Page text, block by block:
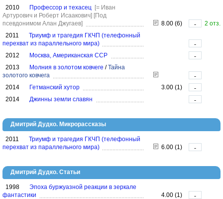
2010
Профессор и техасец [= Иван
Артурович и Роберт Исаакович] [Под
псевдонимом Алан Джугаев]
8.00 (6) -
2 отз.
2011
Триумф и трагедия ГКЧП (телефонный
перехват из параллельного мира)
-
2012
Москва, Американская ССР
-
2013
Молния в золотом ковчеге /Тайна
золотого ковчега
-
2014
Гетманский хутор 3.00 (1)
-
2014
Джинны земли славян -
Дмитрий Дудко. Микрорассказы
2011
Триумф и трагедия ГКЧП (телефонный
перехват из параллельного мира)
6.00 (1) -
Дмитрий Дудко. Статьи
1998
Эпоха буржуазной реакции в зеркале
фантастики
4.00 (1) -